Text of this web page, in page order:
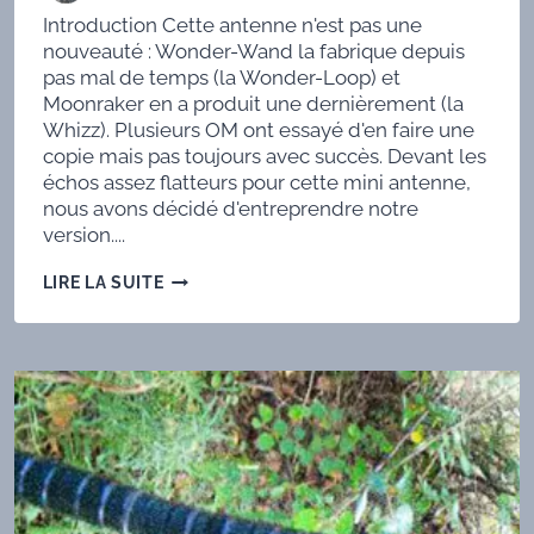
Introduction Cette antenne n'est pas une
nouveauté : Wonder-Wand la fabrique depuis
pas mal de temps (la Wonder-Loop) et
Moonraker en a produit une dernièrement (la
Whizz). Plusieurs OM ont essayé d'en faire une
copie mais pas toujours avec succès. Devant les
échos assez flatteurs pour cette mini antenne,
nous avons décidé d'entreprendre notre
version....
LIRE LA SUITEUNE
LOOP»